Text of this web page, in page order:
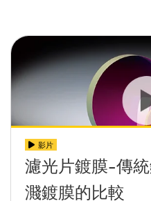
影片
濾光片鍍膜-傳
濺鍍膜的比較